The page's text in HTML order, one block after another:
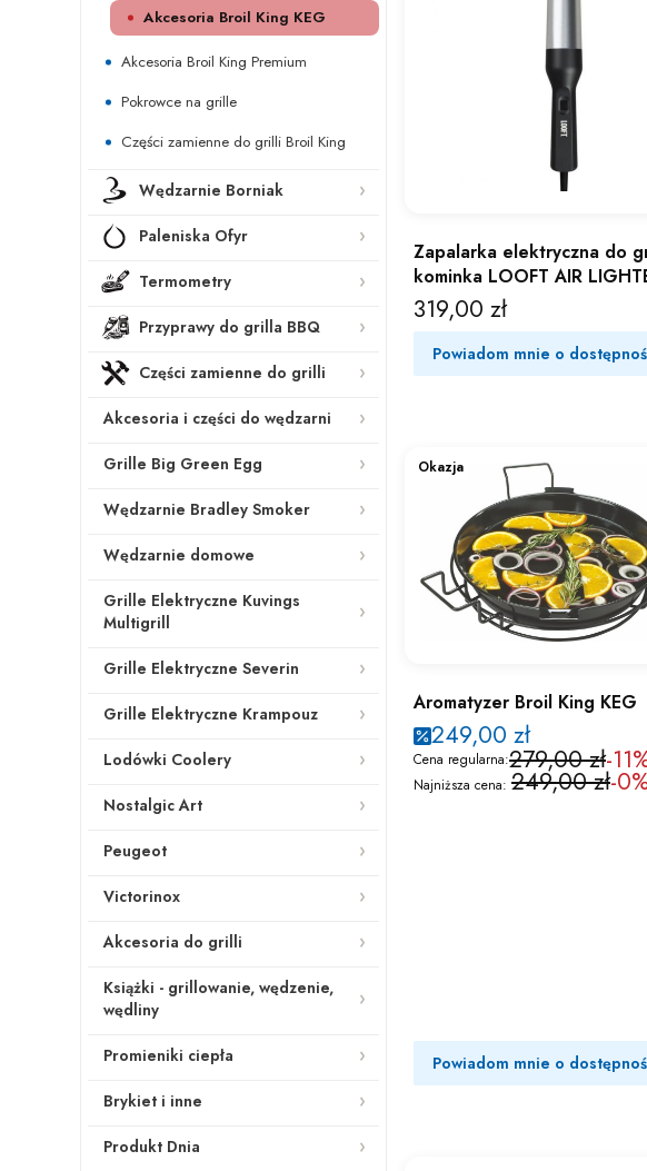
Akcesoria Broil King KEG
Akcesoria Broil King Premium
Pokrowce na grille
Części zamienne do grilli Broil King
Wędzarnie Borniak
Paleniska Ofyr
Termometry
Przyprawy do grilla BBQ
Części zamienne do grilli
Akcesoria i części do wędzarni
Grille Big Green Egg
Wędzarnie Bradley Smoker
Wędzarnie domowe
Grille Elektryczne Kuvings
Multigrill
Grille Elektryczne Severin
Grille Elektryczne Krampouz
Lodówki Coolery
Nostalgic Art
Peugeot
Victorinox
Akcesoria do grilli
Książki - grillowanie, wędzenie,
wędliny
Promieniki ciepła
Brykiet i inne
Produkt Dnia
Zapalarka elektryczna do
kominka LOOFT AIR
Cena
319,00 zł
Powiadom mnie o
Okazja
Aromatyzer Broil King KEG
249,00 zł
Cena regularna:279,00 zł-
Najniższa cena: 249,00 zł-
Powiadom mnie o